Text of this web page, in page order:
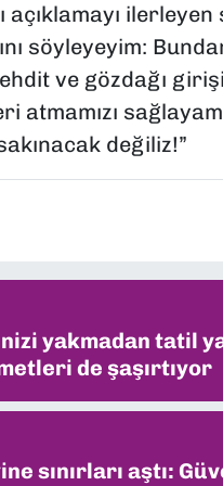
söyleyeyim:
ve gözdağı
atmamızı
değiliz!”
yakmadan tatil
de şaşırtıyor
sınırları aştı: